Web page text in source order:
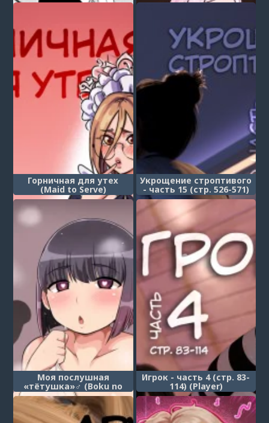
Горничная для утех
(Maid to Serve)
Укрощение строптивого
- часть 15 (стр. 526-571)
(Taming the Beast)
Моя послушная
«тётушка»♂ (Boku no
iinari obasan)
Игрок - часть 4 (стр. 83-
114) (Player)